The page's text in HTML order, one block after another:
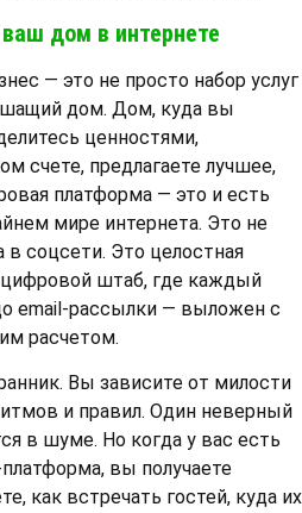
дом в интернете
— это не просто набор услуг
дом. Дом, куда вы
ценностями,
счете, предлагаете лучшее,
платформа — это и есть
мире интернета. Это не
в соцсети. Это целостная
штаб, где каждый
email-рассылки — выложен с
расчетом.
Вы зависите от милости
и правил. Один неверный
в шуме. Но когда у вас есть
вы получаете
как встречать гостей, куда их